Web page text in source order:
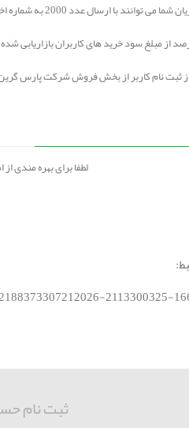
با ارسال عدد 2000 به شماره اختصاصی شما به صورت خودکار ثبت نام کرد و نام کاربری و رمز برای وی ارسال می شود.
ثبت نام کاربر از بخش فروش شرکت پارس گرین
لطفا برای بهره مندی از امکانات
ثبت نام